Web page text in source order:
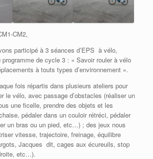
CM2,
participé à 3 séances d’EPS à vélo,
programme de cycle 3 : « Savoir rouler à vélo
à touts types d’environnement ».
fois répartis dans plusieurs ateliers pour
le vélo, avec passage d’obstacles (réaliser un
une ficelle, prendre des objets et les
pédaler dans un couloir rétréci, pédaler
un bras ou un pied, etc…) ; des jeux nous
vitesse, trajectoire, freinage, équilibre
Jacques dit, cages aux écureuils, stop
etc…).